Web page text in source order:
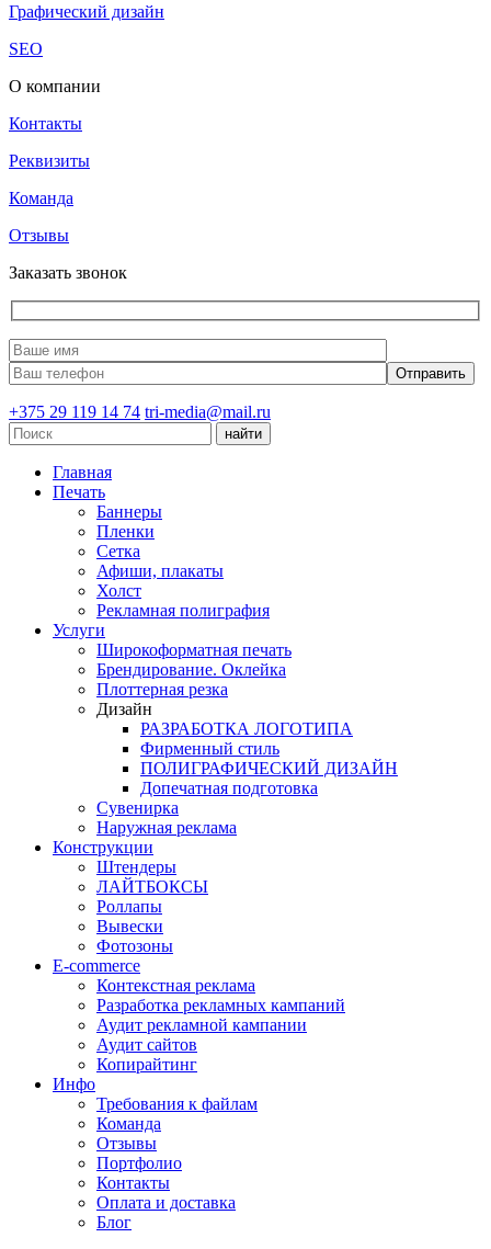
Графический дизайн
SEO
О компании
Контакты
Реквизиты
Команда
Отзывы
Заказать звонок
+375 29 119 14 74 tri-media@mail.ru
Главная
Печать
Баннеры
Пленки
Сетка
Афиши, плакаты
Холст
Рекламная полиграфия
Услуги
Широкоформатная печать
Брендирование. Оклейка
Плоттерная резка
Дизайн
РАЗРАБОТКА ЛОГОТИПА
Фирменный стиль
ПОЛИГРАФИЧЕСКИЙ ДИЗАЙН
Допечатная подготовка
Сувенирка
Наружная реклама
Конструкции
Штендеры
ЛАЙТБОКСЫ
Роллапы
Вывески
Фотозоны
E-commerce
Контекстная реклама
Разработка рекламных кампаний
Аудит рекламной кампании
Аудит сайтов
Копирайтинг
Инфо
Требования к файлам
Команда
Отзывы
Портфолио
Контакты
Оплата и доставка
Блог